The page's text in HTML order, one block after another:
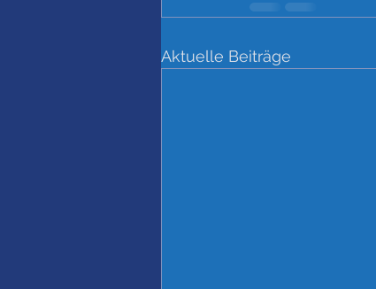
Aktuelle Beiträge